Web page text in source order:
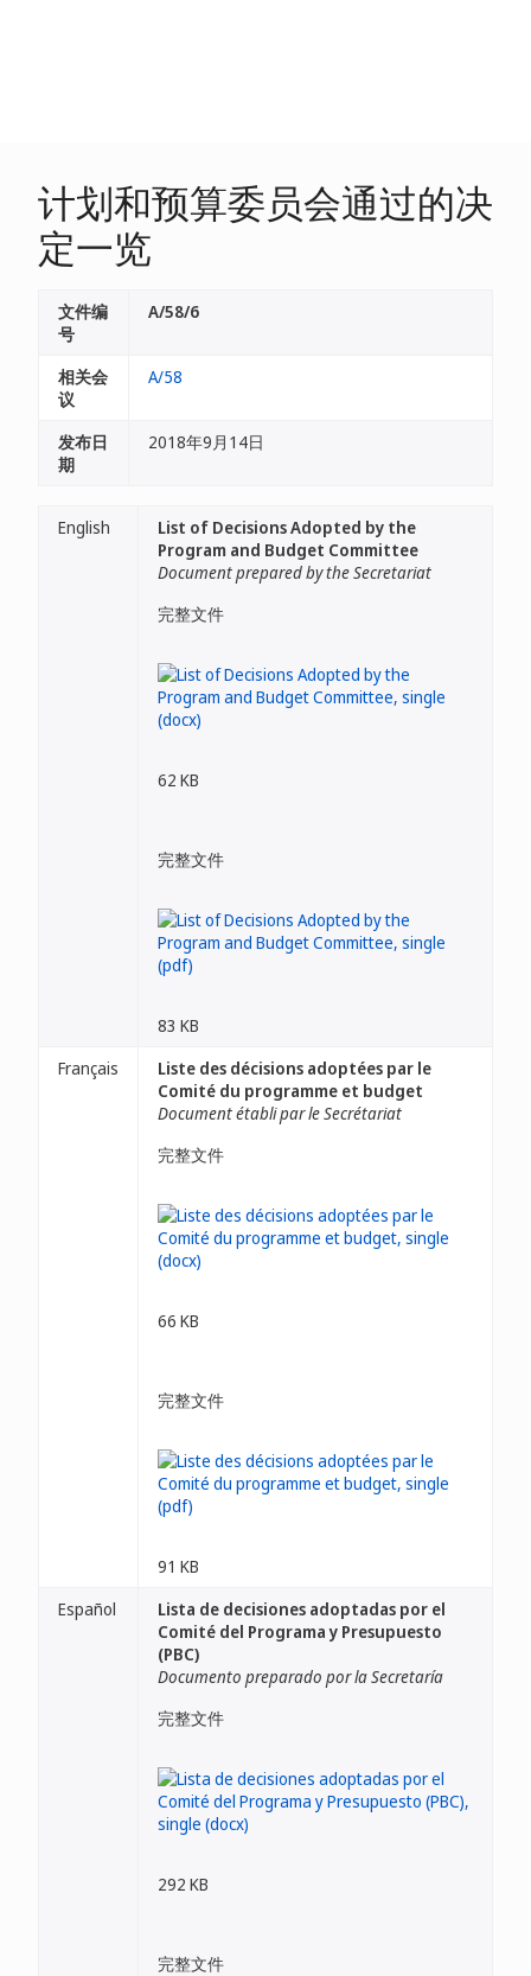
计划和预算委员会通过的决
定一览
文件编
号
A/58/6
相关会
议
A/58
发布日
期
2018年9月14日
English
List of Decisions Adopted by the
Program and Budget Committee
Document prepared by the Secretariat
完整文件
62 KB
完整文件
83 KB
Français
Liste des décisions adoptées par le
Comité du programme et budget
Document établi par le Secrétariat
完整文件
66 KB
完整文件
91 KB
Español
Lista de decisiones adoptadas por el
Comité del Programa y Presupuesto
(PBC)
Documento preparado por la Secretaría
完整文件
292 KB
完整文件